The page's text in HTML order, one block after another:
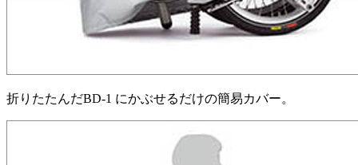
折りたたんだBD-1 にかぶせるだけの簡易カバー。